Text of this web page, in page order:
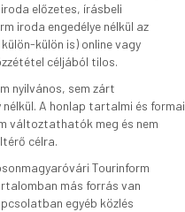
előzetes, írásbeli
iroda engedélye nélkül az
külön is) online vagy
céljából tilos.
nyilvános, sem zárt
A honlap tartalmi és formai
változtathatók meg és nem
célra.
Tourinform
más forrás van
egyéb közlés